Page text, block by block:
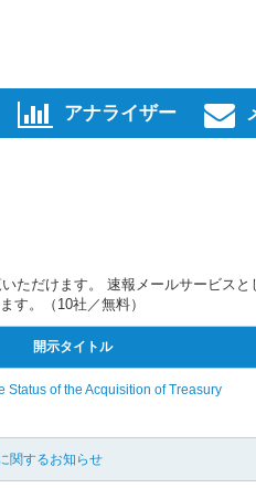
アナライザー
ただけます。 速報メールサービスと
す。（10社／無料）
開示タイトル
Status of the Acquisition of Treasury
関するお知らせ